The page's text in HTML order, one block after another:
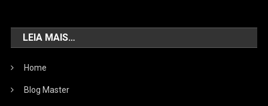
LEIA MAIS…
Home
Blog Master